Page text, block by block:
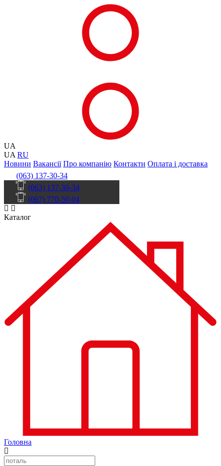
UA
UA RU
Новини Вакансії Про компанію Контакти Оплата і доставка
(063) 137-30-34
(063) 137-30-34
(067) 770-50-04
Каталог
Головна